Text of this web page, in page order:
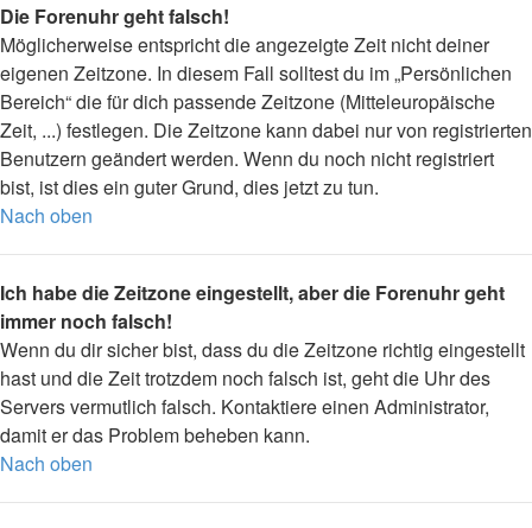
Die Forenuhr geht falsch!
Möglicherweise entspricht die angezeigte Zeit nicht deiner
eigenen Zeitzone. In diesem Fall solltest du im „Persönlichen
Bereich“ die für dich passende Zeitzone (Mitteleuropäische
Zeit, ...) festlegen. Die Zeitzone kann dabei nur von registrierten
Benutzern geändert werden. Wenn du noch nicht registriert
bist, ist dies ein guter Grund, dies jetzt zu tun.
Nach oben
Ich habe die Zeitzone eingestellt, aber die Forenuhr geht
immer noch falsch!
Wenn du dir sicher bist, dass du die Zeitzone richtig eingestellt
hast und die Zeit trotzdem noch falsch ist, geht die Uhr des
Servers vermutlich falsch. Kontaktiere einen Administrator,
damit er das Problem beheben kann.
Nach oben